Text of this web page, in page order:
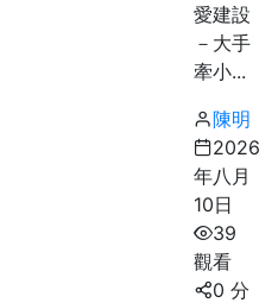
愛建設
－大手
牽小...
陳明
2026
年八月
10日
39
觀看
0 分